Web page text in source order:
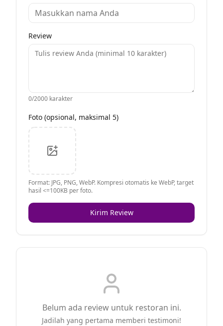
Review
0/2000 karakter
Foto (opsional, maksimal 5)
Format: JPG, PNG, WebP. Kompresi otomatis ke WebP, target
hasil <=100KB per foto.
Kirim Review
Belum ada review untuk restoran ini.
Jadilah yang pertama memberi testimoni!